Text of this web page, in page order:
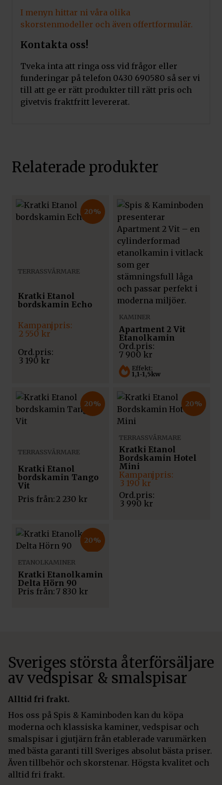
I menyn hittar ni våra olika
skorstenmodeller och även offertformulär.
Kontakta oss!
Tveka inta att ringa oss vid frågor eller
funderingar på telefon 0430 690580 så ser vi
till att ge er rätt produkter till rätt pris och
givetvis fraktfritt levererat.
Relaterade produkter
20%
TERRASSVÄRMARE
Kratki Etanol
bordskamin Echo
3 190 kr
Det
ursprungliga
var:
3
190 kr.
2 550 kr
Det
nuvarande
är:
2
550 kr.
Effekt:
1,1-1,5kw
KAMINER
Apartment 2 Vit
Etanolkamin
7 900 kr
20%
TERRASSVÄRMARE
Kratki Etanol
bordskamin Tango
Vit
Pris från:2 230 kr
20%
TERRASSVÄRMARE
Kratki Etanol
Bordskamin Hotel
Mini
3 990 kr
Det
ursprungliga
priset
var:
3
3 190 kr
Det
nuvarande
priset
är:
3
20%
ETANOLKAMINER
Kratki Etanolkamin
Delta Hörn 90
Pris från: 7 830 kr
Sveriges största återförsäljare
av vedspisar & smalspisar
Alltid fri frakt.
Hos oss på Spis & Kaminboden kan du köpa
moderna och klassiska kaminer, vedspisar och
smalspisar i gjutjärn från etablerade varumärken
med bästa garanti till Sveriges absolut bästa priser.
Även tillbehör och skorstenar. Högsta kvalitet och
alltid fri frakt.